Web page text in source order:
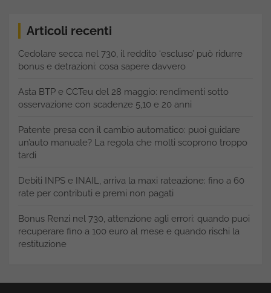
Articoli recenti
Cedolare secca nel 730, il reddito ‘escluso’ può ridurre
bonus e detrazioni: cosa sapere davvero
Asta BTP e CCTeu del 28 maggio: rendimenti sotto
osservazione con scadenze 5,10 e 20 anni
Patente presa con il cambio automatico: puoi guidare
un’auto manuale? La regola che molti scoprono troppo
tardi
Debiti INPS e INAIL, arriva la maxi rateazione: fino a 60
rate per contributi e premi non pagati
Bonus Renzi nel 730, attenzione agli errori: quando puoi
recuperare fino a 100 euro al mese e quando rischi la
restituzione